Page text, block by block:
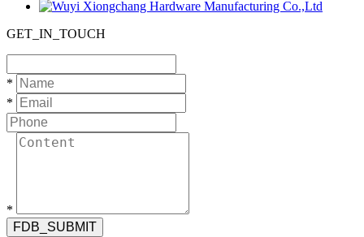
GET_IN_TOUCH
*
*
*
FDB_SUBMIT